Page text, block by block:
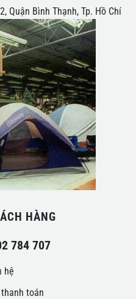
Quận Bình Thạnh, Tp. Hồ Chí
HÀNG
784 707
hệ
toán